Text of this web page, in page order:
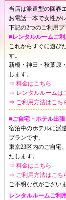
当店は派遣型の回春
お電話一本で女性が
下記の2つのご利用プ
■レンタルルームご
これからすぐに遊び
す。
新橋・神田・秋葉原
します。
⇒ 料金はこちら
⇒ レンタルルームは
⇒ ご利用方法はこち
■ご自宅・ホテル出
宿泊中のホテルに派
プランです。
東京23区内のご自宅
たします。
⇒ 料金はこちら
⇒ ご利用方法はこち
ご不明な点がござい
レンタルルームご利